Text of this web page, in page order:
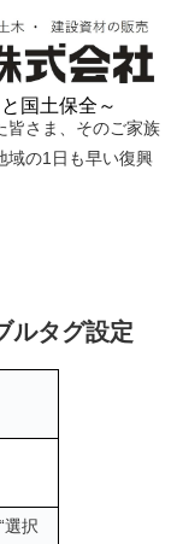
国土保全～
皆さま、そのご家族
域の1日も早い復興
ルタグ設定
選択